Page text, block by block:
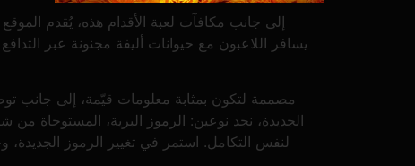
إلى جانب مكافآت لعبة الأقدام هذه، يُقدم
يسافر اللاعبون مع حيوانات أليفة مجنونة عبر
الجديدة، نجد نوعين: الرموز البرية، المستوحاة